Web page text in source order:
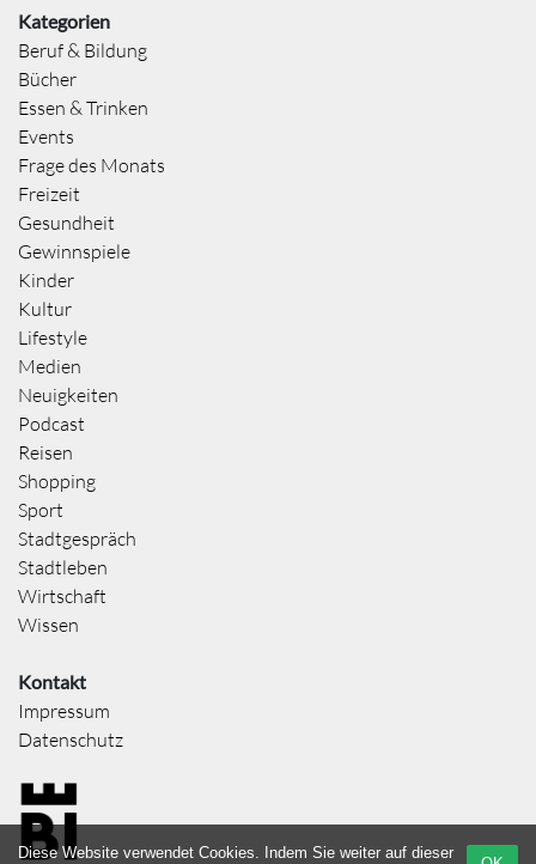
Kategorien
Beruf & Bildung
Bücher
Essen & Trinken
Events
Frage des Monats
Freizeit
Gesundheit
Gewinnspiele
Kinder
Kultur
Lifestyle
Medien
Neuigkeiten
Podcast
Reisen
Shopping
Sport
Stadtgespräch
Stadtleben
Wirtschaft
Wissen
Kontakt
Impressum
Datenschutz
Diese Website verwendet Cookies. Indem Sie weiter auf dieser